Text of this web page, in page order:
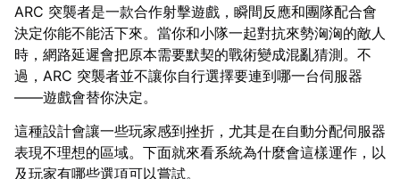
ARC 突襲者是一款合作射擊遊戲，瞬間反應和團隊配合會
決定你能不能活下來。當你和小隊一起對抗來勢洶洶的敵人
時，網路延遲會把原本需要默契的戰術變成混亂猜測。不
過，ARC 突襲者並不讓你自行選擇要連到哪一台伺服器
——遊戲會替你決定。
這種設計會讓一些玩家感到挫折，尤其是在自動分配伺服器
表現不理想的區域。下面就來看系統為什麼會這樣運作，以
及玩家有哪些選項可以嘗試。